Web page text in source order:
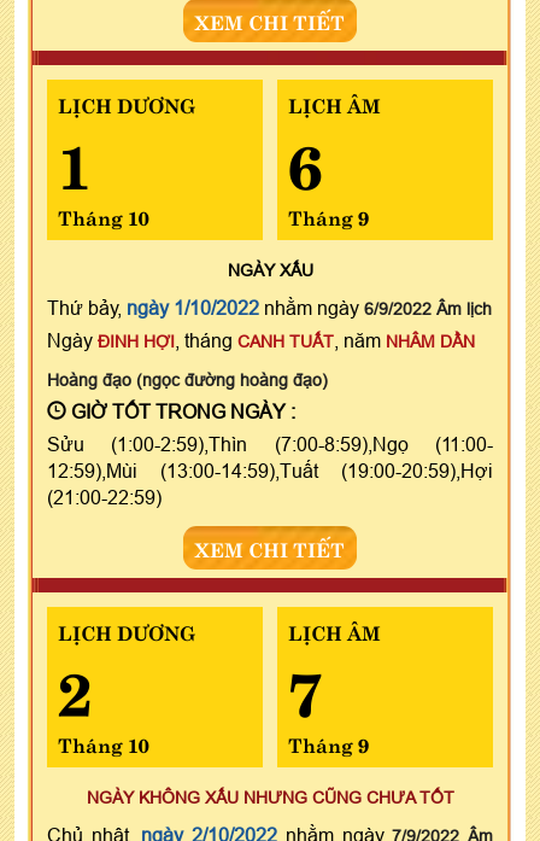
XEM CHI TIẾT
LỊCH DƯƠNG
1
Tháng 10
LỊCH ÂM
6
Tháng 9
NGÀYXẤU
Thứ bảy, ngày 1/10/2022 nhằm ngày 6/9/2022 Âm lịch
Ngày ĐINH HỢI , tháng CANH TUẤT , năm NHÂM DẦN
Hoàng đạo (ngọc đường hoàng đạo)
GIỜ TỐT TRONG NGÀY :
Sửu (1:00-2:59),Thìn (7:00-8:59),Ngọ (11:00-
12:59),Mùi (13:00-14:59),Tuất (19:00-20:59),Hợi
(21:00-22:59)
XEM CHI TIẾT
LỊCH DƯƠNG
2
Tháng 10
LỊCH ÂM
7
Tháng 9
NGÀY KHÔNG XẤU NHƯNG CŨNG CHƯA TỐT
Chủ nhật, ngày 2/10/2022 nhằm ngày7/9/2022 Âm